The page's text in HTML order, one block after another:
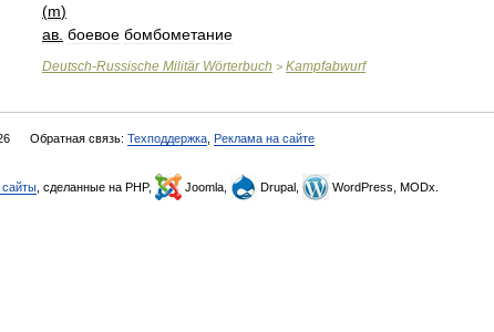
(m)
ав боевое бомбометание
Deutsch-Russische Militär Wörterbuch > Kampfabwurf
Обратная связь: Техподдержка Реклама на сайте
сайты , сделанные на PHP, Joomla, Drupal, WordPress, MODx.